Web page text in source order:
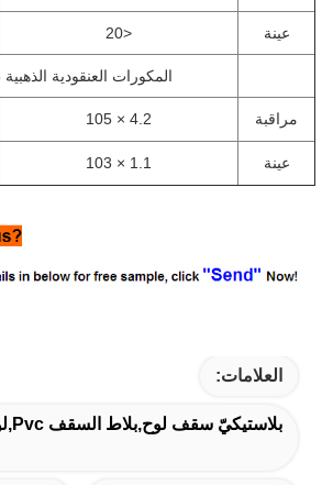
عينة <20
المكورات العنقودية الذهبية ATCC6538
مراقبة 4.2 × 105
عينة 1.1 × 103
العلامات:
بلاستيكيّ سقف لوح,بلاط السقف Pvc,لوحة السقف الزخرفية